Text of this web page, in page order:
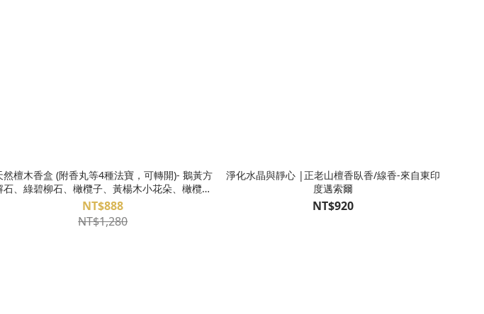
然檀木香盒 (附香丸等4種法寶，可轉開)- 鵝黃方
石、綠碧柳石、橄欖子、黃楊木小花朵、橄欖子
小竹節、桃木手工雕刻蓮蓬 S26AF04-08
NT$888
NT$1,280
淨化水晶與靜心 |正老山檀香臥香/線香-來自東印
度邁索爾
NT$920